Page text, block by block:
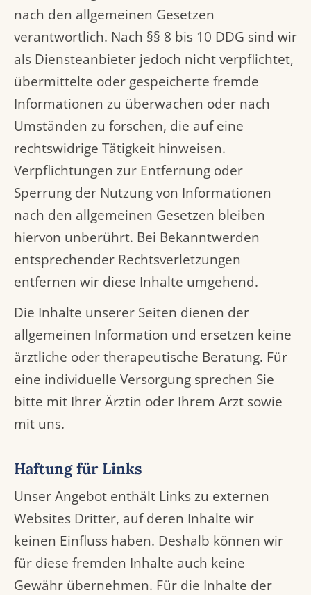
nach den allgemeinen Gesetzen
verantwortlich. Nach §§ 8 bis 10 DDG sind wir
als Diensteanbieter jedoch nicht verpflichtet,
übermittelte oder gespeicherte fremde
Informationen zu überwachen oder nach
Umständen zu forschen, die auf eine
rechtswidrige Tätigkeit hinweisen.
Verpflichtungen zur Entfernung oder
Sperrung der Nutzung von Informationen
nach den allgemeinen Gesetzen bleiben
hiervon unberührt. Bei Bekanntwerden
entsprechender Rechtsverletzungen
entfernen wir diese Inhalte umgehend.
Die Inhalte unserer Seiten dienen der
allgemeinen Information und ersetzen keine
ärztliche oder therapeutische Beratung. Für
eine individuelle Versorgung sprechen Sie
bitte mit Ihrer Ärztin oder Ihrem Arzt sowie
mit uns.
Haftung für Links
Unser Angebot enthält Links zu externen
Websites Dritter, auf deren Inhalte wir
keinen Einfluss haben. Deshalb können wir
für diese fremden Inhalte auch keine
Gewähr übernehmen. Für die Inhalte der